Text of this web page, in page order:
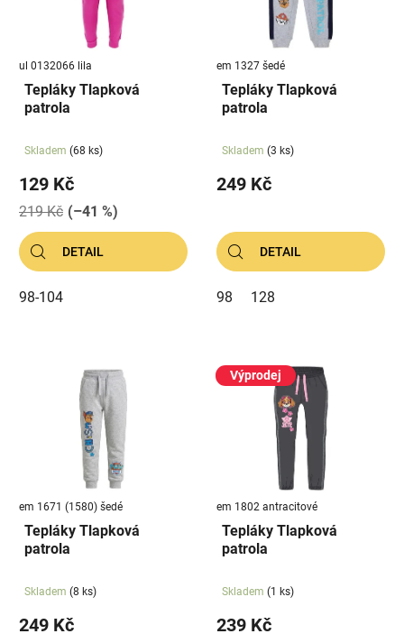
ul 0132066 lila
Tepláky Tlapková
patrola
Skladem (68 ks)
129 Kč
219 Kč (–41 %)
DETAIL
98-104
em 1327 šedé
Tepláky Tlapková
patrola
Skladem (3 ks)
249 Kč
DETAIL
98 128
em 1671 (1580) šedé
Tepláky Tlapková
patrola
Skladem (8 ks)
249 Kč
Výprodej
em 1802 antracitové
Tepláky Tlapková
patrola
Skladem (1 ks)
239 Kč